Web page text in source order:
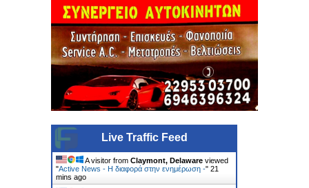
Live Traffic Feed
A visitor from Claymont, Delaware viewed
"Active News - Η διαφορά στην ενημέρωση -" 21
mins ago